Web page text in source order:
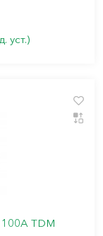
уст.)
TDM